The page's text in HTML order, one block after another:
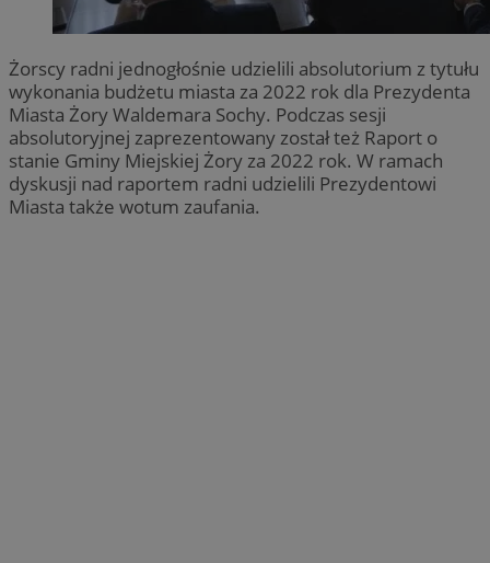
Żorscy radni jednogłośnie udzielili absolutorium z tytułu
wykonania budżetu miasta za 2022 rok dla Prezydenta
Miasta Żory Waldemara Sochy. Podczas sesji
absolutoryjnej zaprezentowany został też Raport o
stanie Gminy Miejskiej Żory za 2022 rok. W ramach
dyskusji nad raportem radni udzielili Prezydentowi
Miasta także wotum zaufania.